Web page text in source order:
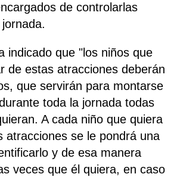
de controlarlas
indicado que "los niños que
de estas atracciones deberán
que servirán para montarse
toda la jornada todas
A cada niño que quiera
atracciones se le pondrá una
y de esa manera
veces que él quiera, en caso